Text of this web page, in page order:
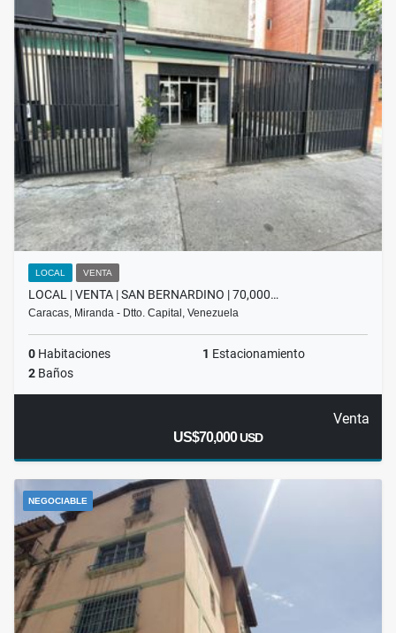
LOCAL VENTA
LOCAL | VENTA | SAN BERNARDINO | 70,000…
Caracas, Miranda - Dtto. Capital, Venezuela
0 Habitaciones 1 Estacionamiento
2 Baños
Venta
US$70,000USD
NEGOCIABLE